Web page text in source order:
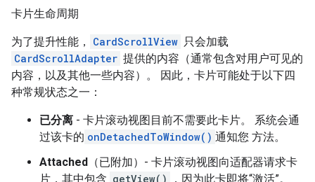
卡片生命周期
为了提升性能， CardScrollView 只会加载
CardScrollAdapter 提供的内容（通常包含对用户可见的
内容，以及其他一些内容）。 因此，卡片可能处于以下四
种常规状态之一：
已分离 - 卡片滚动视图目前不需要此卡片。 系统会通
过该卡的 onDetachedToWindow() 通知您 方法。
Attached （已附加）- 卡片滚动视图向适配器请求卡
片，其中包含 getView()
，因为此卡即将“激活”。